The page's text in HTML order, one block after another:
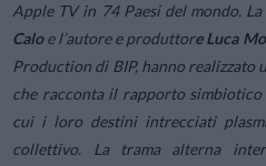
Apple TV in 74 Paesi del mondo.
Caloe l’autore e produttore Luca
Production di BIP, hanno realizzato
che racconta il rapporto
cui i loro destini intrecciati
collettivo. La trama alterna